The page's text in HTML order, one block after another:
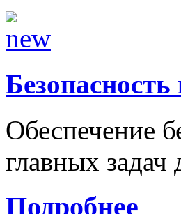
Обеспечение
главных задач
Подробнее